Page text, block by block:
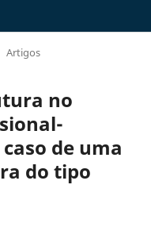
Artigos
no
de uma
do tipo